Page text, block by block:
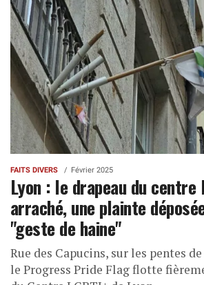
FAITS DIVERS Février 2025
Lyon : le drapeau du centre
arraché, une plainte
"geste de haine"
Rue des Capucins, sur les pentes
le Progress Pride Flag flotte